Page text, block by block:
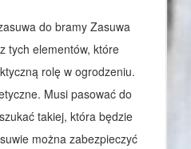
do bramy Zasuwa
tych elementów, które
rolę w ogrodzeniu.
Musi pasować do
takiej, która będzie
można zabezpieczyć